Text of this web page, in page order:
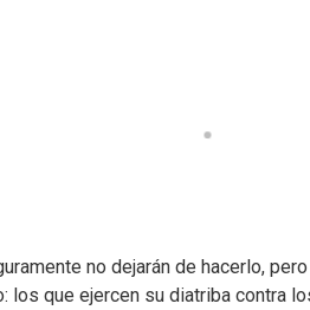
no dejarán de hacerlo,
los que ejercen su diatriba contra